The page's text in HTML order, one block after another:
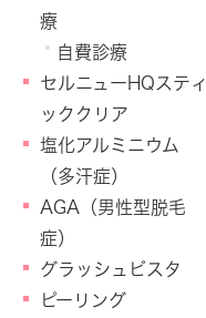
療
自費診療
セルニューHQスティ
ッククリア
塩化アルミニウム
（多汗症）
AGA（男性型脱毛
症）
グラッシュビスタ
ピーリング